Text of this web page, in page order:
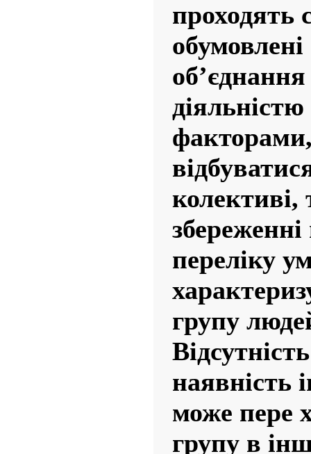
проходять
колективі,
переліку
групу
наявність
може пере
групу в